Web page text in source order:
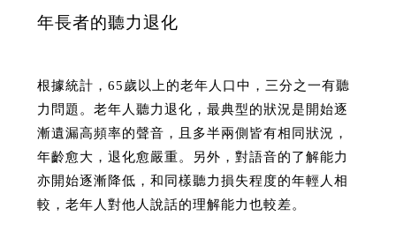
年長者的聽力退化
根據統計，65歲以上的老年人口中，三分之一有聽
力問題。老年人聽力退化，最典型的狀況是開始逐
漸遺漏高頻率的聲音，且多半兩側皆有相同狀況，
年齡愈大，退化愈嚴重。另外，對語音的了解能力
亦開始逐漸降低，和同樣聽力損失程度的年輕人相
較，老年人對他人說話的理解能力也較差。